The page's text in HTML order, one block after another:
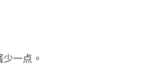
一点。